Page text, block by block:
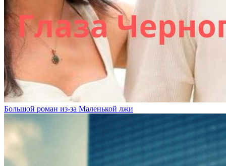
Большой роман из-за Маленькой лжи